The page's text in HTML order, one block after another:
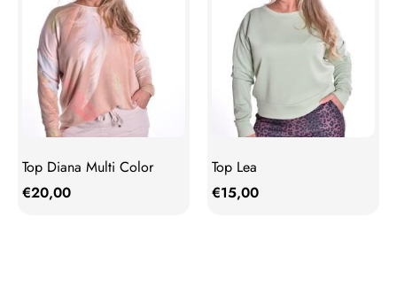
Top Diana Multi Color
€20,00
Top Lea
€15,00